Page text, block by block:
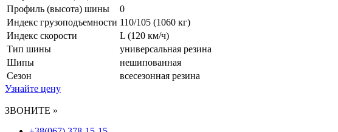
Профиль (высота) шины
0
Индекс грузоподъемности 110/105 (1060 кг)
Индекс скорости
L (120 км/ч)
Тип шины
универсальная резина
Шипы
нешипованная
Сезон
всесезонная резина
Узнайте цену
ЗВОНИТЕ »